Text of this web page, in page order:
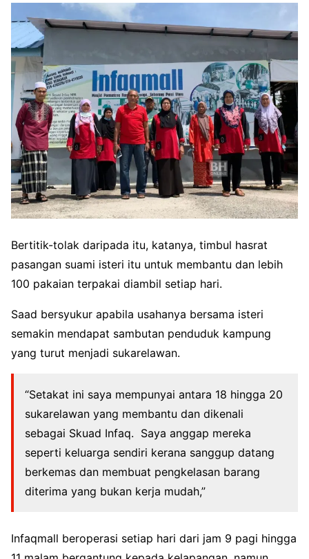
Bertitik-tolak daripada itu, katanya, timbul hasrat
pasangan suami isteri itu untuk membantu dan lebih
100 pakaian terpakai diambil setiap hari.
Saad bersyukur apabila usahanya bersama isteri
semakin mendapat sambutan penduduk kampung
yang turut menjadi sukarelawan.
“Setakat ini saya mempunyai antara 18 hingga 20
sukarelawan yang membantu dan dikenali
sebagai Skuad Infaq. Saya anggap mereka
seperti keluarga sendiri kerana sanggup datang
berkemas dan membuat pengkelasan barang
diterima yang bukan kerja mudah,”
Infaqmall beroperasi setiap hari dari jam 9 pagi hingga